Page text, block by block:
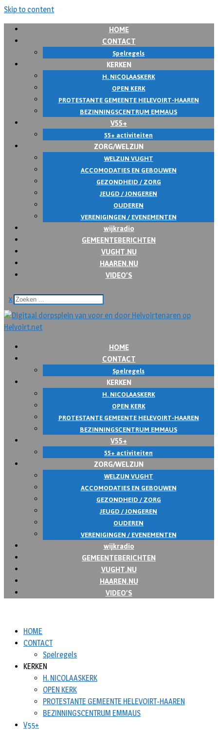
Skip to content
HOME
CONTACT
Spelregels
KERKEN
H. NICOLAASKERK
OPEN KERK
PROTESTANTE GEMEENTE HELEVOIRT-HAAREN
BEZINNINGSCENTRUM EMMAUS
V55+
55+ activiteiten
ZORG/WELZIJN
WELZIJN VUGHT
ACCOMODATIES EN GEBOUWEN
GEZONDHEID / ZORG
JEUGD / JONGEREN
OUDEREN
VERENIGINGEN / EVENEMENTEN
wijkradio
GEMEENTEBERICHTEN
VUGHT.NU
HAAREN.NU
VIDEO’S
x
HOME
CONTACT
Spelregels
KERKEN
H. NICOLAASKERK
OPEN KERK
PROTESTANTE GEMEENTE HELEVOIRT-HAAREN
BEZINNINGSCENTRUM EMMAUS
V55+
55+ activiteiten
ZORG/WELZIJN
WELZIJN VUGHT
ACCOMODATIES EN GEBOUWEN
GEZONDHEID / ZORG
JEUGD / JONGEREN
OUDEREN
VERENIGINGEN / EVENEMENTEN
wijkradio
GEMEENTEBERICHTEN
VUGHT.NU
HAAREN.NU
VIDEO’S
HOME
CONTACT
Spelregels
KERKEN
H. NICOLAASKERK
OPEN KERK
PROTESTANTE GEMEENTE HELEVOIRT-HAAREN
BEZINNINGSCENTRUM EMMAUS
V55+